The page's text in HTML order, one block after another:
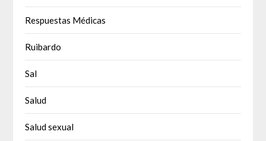
Respuestas Médicas
Ruibardo
Sal
Salud
Salud sexual